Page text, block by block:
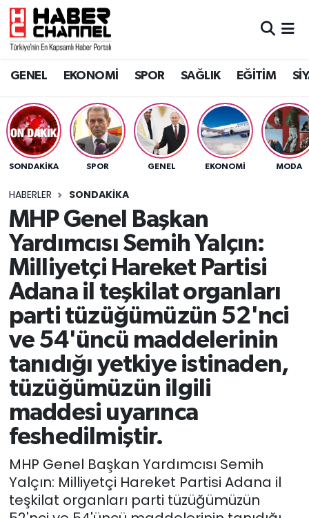
GENEL EKONOMİ SPOR SAĞLIK EĞİTİM
SONDAKIKA SPOR GENEL EKONOMİ MODA
HABERLER SONDAKIKA
MHP Genel Başkan
Yardımcısı Semih Yalçın:
Milliyetçi Hareket Partisi
Adana il teşkilat organları
parti tüzüğümüzün 52'nci
ve 54'üncü maddelerinin
tanıdığı yetkiye istinaden,
tüzüğümüzün ilgili
maddesi uyarınca
feshedilmiştir.
MHP Genel Başkan Yardımcısı Semih
Yalçın: Milliyetçi Hareket Partisi Adana il
teşkilat organları parti tüzüğümüzün
GENEL
SPOR
SAĞLIK
EĞİTİM
SİYASET
MAGAZİN
Nöbetçi Eczaneler
Trafik Durumu
Süper Lig Puan Durumu ve Fikstür
Tüm Manşetler
Son Dakika Haberleri
Haber Arşivi